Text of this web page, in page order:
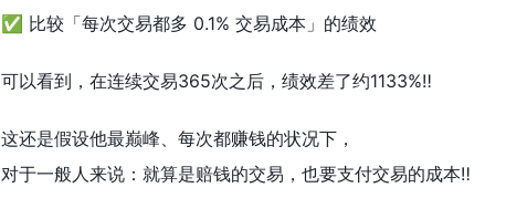
✅ 比较「每次交易都多 0.1% 交易成本」的绩效
可以看到，在连续交易365次之后，绩效差了约1133%‼️
这还是假设他最巅峰、每次都赚钱的状况下，
对于一般人来说：就算是赔钱的交易，也要支付交易的成本‼️